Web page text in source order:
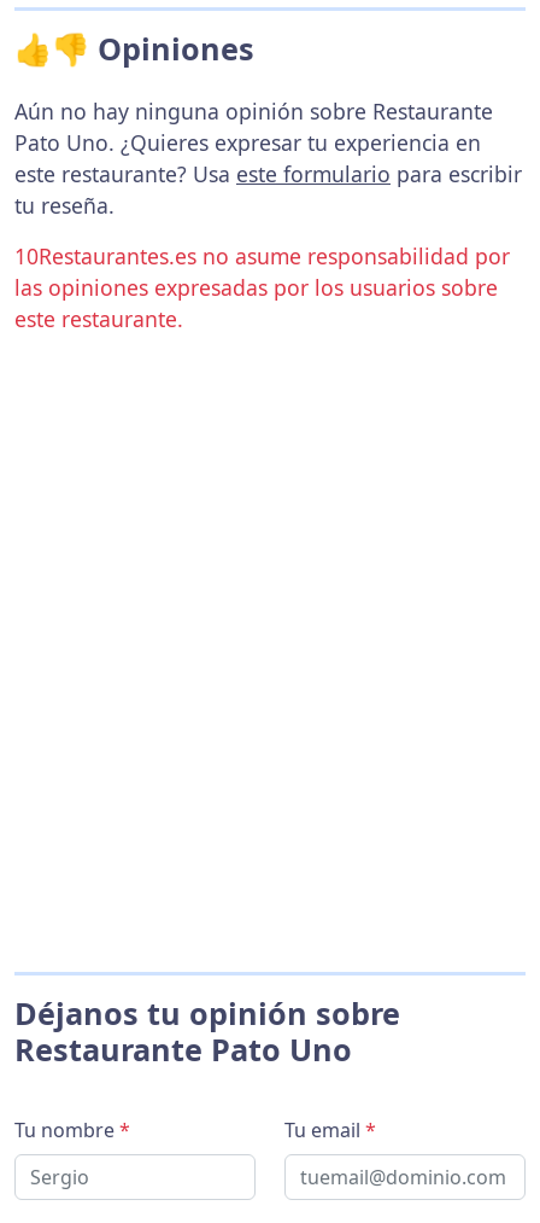
👍👎 Opiniones
Aún no hay ninguna opinión sobre Restaurante
Pato Uno. ¿Quieres expresar tu experiencia en
este restaurante? Usa este formulario para escribir
tu reseña.
10Restaurantes.es no asume responsabilidad por
las opiniones expresadas por los usuarios sobre
este restaurante.
Déjanos tu opinión sobre
Restaurante Pato Uno
Tu nombre* Tu email *